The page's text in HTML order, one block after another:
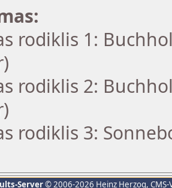
rodiklis 1:
rodiklis 2:
rodiklis 3:
Server© 2006-2026 Heinz Herzog,